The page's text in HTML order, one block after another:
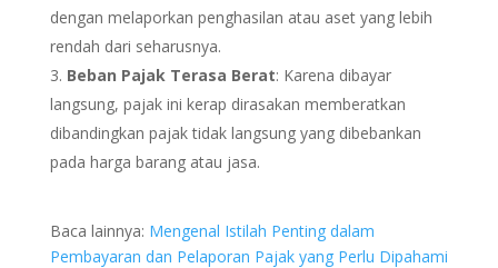
dengan melaporkan penghasilan atau aset yang lebih
rendah dari seharusnya.
Beban Pajak Terasa Berat: Karena dibayar
langsung, pajak ini kerap dirasakan memberatkan
dibandingkan pajak tidak langsung yang dibebankan
pada harga barang atau jasa.
Baca lainnya: Mengenal Istilah Penting dalam
Pembayaran dan Pelaporan Pajak yang Perlu Dipahami